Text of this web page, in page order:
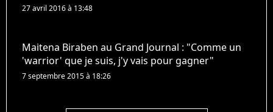
27 avril 2016 à 13:48
Maitena Biraben au Grand Journal : "Comme un
'warrior' que je suis, j'y vais pour gagner"
7 septembre 2015 à 18:26